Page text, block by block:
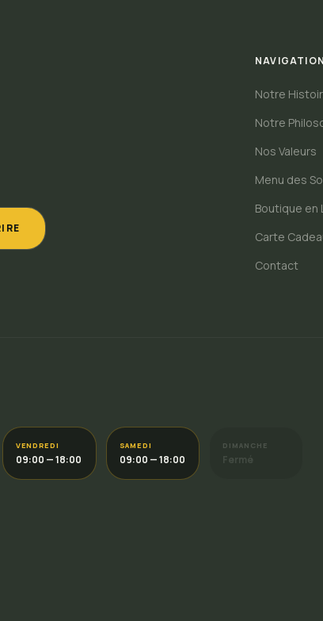
NAVIGATION
Notre
Notre
Nos Valeurs
Menu des
Boutique en
Carte
Contact
VENDREDI
09:00 — 18:00
SAMEDI
09:00 — 18:00
DIMANCHE
Fermé